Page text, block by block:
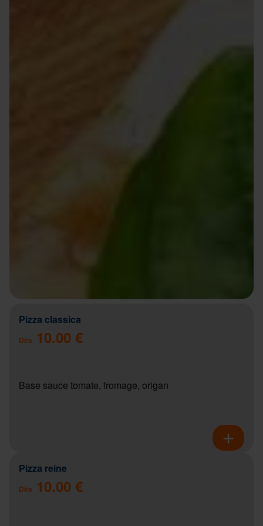
Pizza classica
Dès 10.00 €
Base sauce tomate, fromage, origan
Pizza reine
Dès 10.00 €